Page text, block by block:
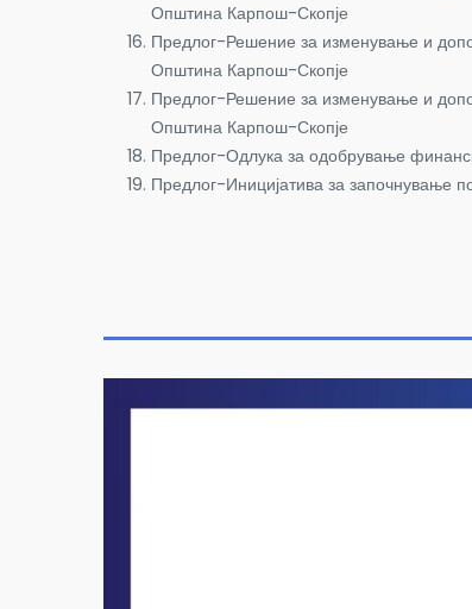
Општина Карпош-Скопје
Предлог-Решение за изменување и
Општина Карпош-Скопје
Предлог-Решение за изменување и
Општина Карпош-Скопје
Предлог-Одлука за одобрување
Предлог-Иницијатива за започнување